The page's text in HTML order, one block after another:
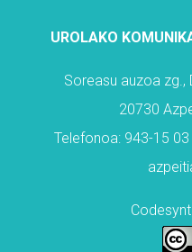
UROLAKO
Soreasu auzoa zg.,
20730
Telefonoa: 943-15